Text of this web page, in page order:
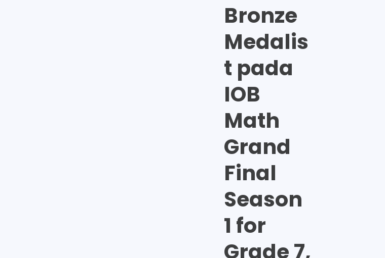
Bronze
Medalis
t pada
IOB
Math
Grand
Final
Season
1 for
Grade 7,